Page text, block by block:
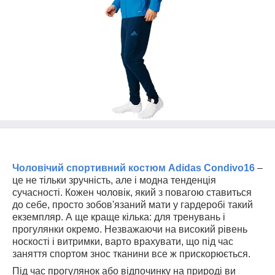
Чоловічий спортивний костюм Adidas Condivo16 –
це не тільки зручність, але і модна тенденція
сучасності. Кожен чоловік, який з повагою ставиться
до себе, просто зобов'язаний мати у гардеробі такий
екземпляр. А ще краще кілька: для тренувань і
прогулянки окремо. Незважаючи на високий рівень
носкості і витримки, варто врахувати, що під час
заняття спортом знос тканини все ж прискорюється.
Під час прогулянок або відпочинку на природі ви